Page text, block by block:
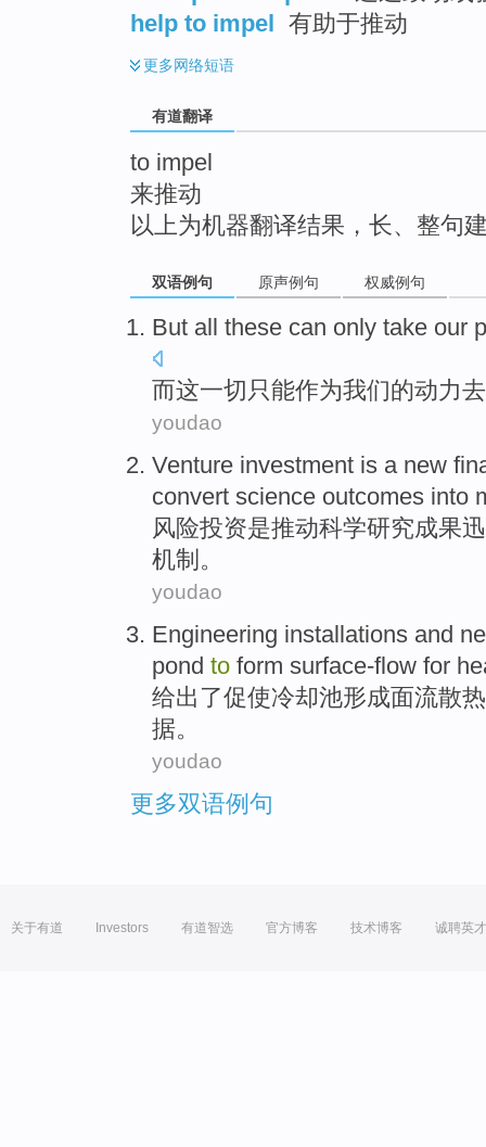
help to impel 有助于推动
更多网络短语
有道翻译
to impel
来推动
以上为机器翻译结果，长、整句
双语例句 原声例句 权威例句
But all these can only take our
而这一切 只能作为我们的动力去
youdao
Venture investment is a new
convert science outcomes into
风险投资是推动科学研究成果
机制 。
youdao
Engineering installations and
pond to form surface-flow for
给出了促使冷却池形成面流散热
据。
youdao
更多双语例句
关于有道 Investors 有道智选 官方博客 技术博客 诚聘英才